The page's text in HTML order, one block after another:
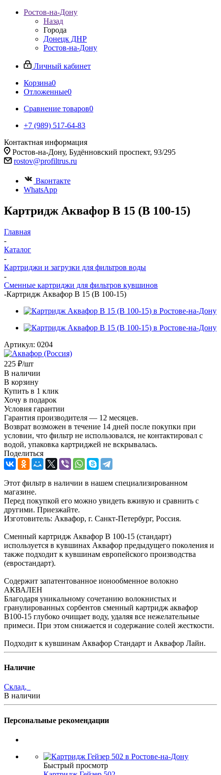
Ростов-на-Дону
Назад
Города
Донецк ДНР
Ростов-на-Дону
Личный кабинет
Корзина0
Отложенные0
Сравнение товаров0
+7 (989) 517-64-83
Контактная информация
Ростов-на-Дону, Будённовский проспект, 93/295
rostov@profiltrus.ru
Вконтакте
WhatsApp
Картридж Аквафор В 15 (В 100-15)
Главная
-
Каталог
-
Картриджи и загрузки для фильтров воды
-
Сменные картриджи для фильтров кувшинов
-Картридж Аквафор В 15 (В 100-15)
Артикул: 0204
225 ₽/шт
В наличии
В корзину
Купить в 1 клик
Хочу в подарок
Условия гарантии
Гарантия производителя — 12 месяцев.
Возврат возможен в течение 14 дней после покупки при
условии, что фильтр не использовался, не контактировал с
водой, упаковка картриджей не вскрывалась.
Поделиться
Этот фильтр в наличии в нашем специализированном
магазине.
Перед покупкой его можно увидеть вживую и сравнить с
другими. Приезжайте.
Изготовитель: Аквафор, г. Санкт-Петербург, Россия.
Сменный картридж Аквафор В 100-15 (стандарт)
используется в кувшинах Аквафор предыдущего поколения и
также подходит к кувшинам европейского производства
(евростандарт).
Содержит запатентованное ионообменное волокно
АКВАЛЕН
Благодаря уникальному сочетанию волокнистых и
гранулированных сорбентов сменный картридж аквафор
В100-15 глубоко очищает воду, удаляя все нежелательные
примеси. При этом снижается и содержание солей жесткости.
Подходит к кувшинам Аквафор Стандарт и Аквафор Лайн.
Наличие
Склад,
В наличии
Персональные рекомендации
Быстрый просмотр